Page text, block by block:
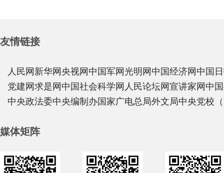
友情链接
人民网 新华网 央视网 中国军网 光明网 中国经济网 中国
党建网 求是网 中国社会科学网 人民论坛网 宣讲家网 中
中央政法委中央编制办国家广电总局外文局中央党校
媒体矩阵